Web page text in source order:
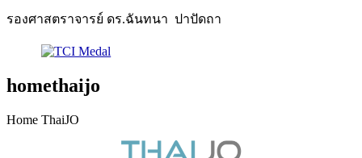
รองศาสตราจารย์ ดร.ฉันทนา ปาปัดถา
homethaijo
Home ThaiJO